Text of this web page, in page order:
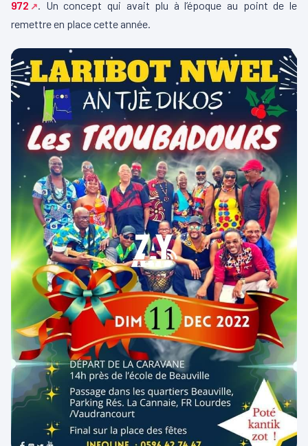
972
. Un concept qui avait plu à l’époque au point de le
remettre en place cette année.